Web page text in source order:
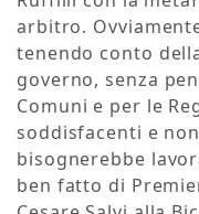
arbitro.
tenendo conto
governo, senza
Comuni e per le
soddisfacenti e
bisognerebbe
ben fatto di